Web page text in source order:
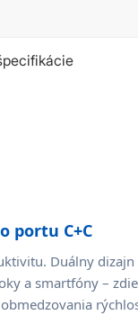
portu C+C
Duálny dizajn
a smartfóny –